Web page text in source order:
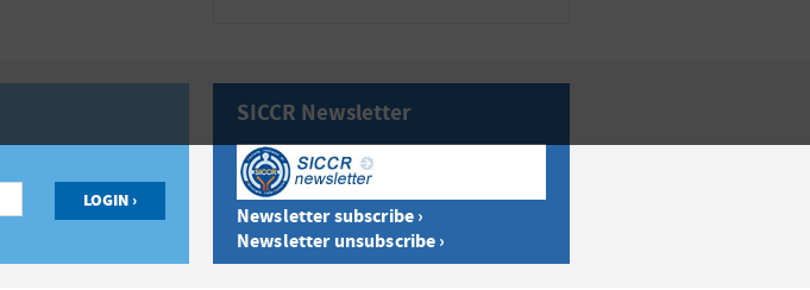
SICCR Newsletter
Newsletter subscribe ›
Newsletter unsubscribe ›